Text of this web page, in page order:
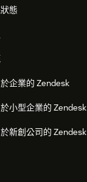
態
企業的 Zendesk
小型企業的 Zendesk
新創公司的 Zendesk